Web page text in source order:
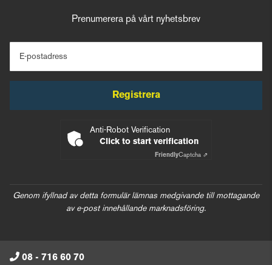
Prenumerera på vårt nyhetsbrev
E-postadress
Registrera
Anti-Robot Verification
Click to start verification
FriendlyCaptcha ⇗
Genom ifyllnad av detta formulär lämnas medgivande till mottagande
av e-post innehållande marknadsföring.
08 - 716 60 70